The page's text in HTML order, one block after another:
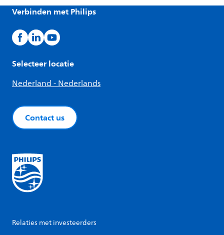
Verbinden met Philips
Selecteer locatie
Nederland - Nederlands
Contact us
Relaties met investeerders